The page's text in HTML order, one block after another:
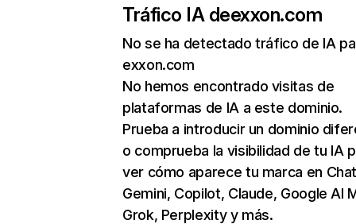
Tráfico IA deexxon.com
No se ha detectado tráfico de IA
exxon.com
No hemos encontrado visitas de
plataformas de IA a este dominio.
Prueba a introducir un dominio
o comprueba la visibilidad de tu IA
ver cómo aparece tu marca en
Gemini, Copilot, Claude, Google AI
Grok, Perplexity y más.